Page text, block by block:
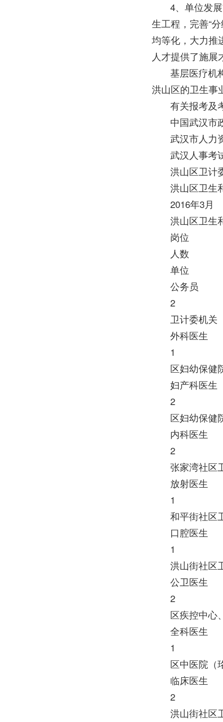
4、单位发
生工程，完善“
均等化，大力推
人才提供了施展
基层医疗机
洪山区的卫生事
有关报考及
中国武汉市
武汉市人力
武汉人事考
洪山区卫计
洪山区卫生
2016年3月
洪山区卫生
岗位
人数
单位
公务员
2
卫计委机关
外科医生
1
区妇幼保健
妇产科医生
2
区妇幼保健
内科医生
2
张家湾社区
放射医生
1
和平街社区
口腔医生
1
洪山街社区
公卫医生
2
区疾控中心
全科医生
1
区中医院（
临床医生
2
洪山街社区